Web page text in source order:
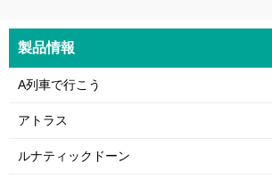
製品情報
A列車で行こう
アトラス
ルナティックドーン